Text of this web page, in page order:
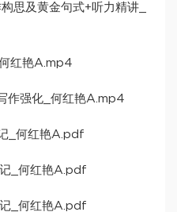
思及黄金句式+听力精讲_
红艳A.mp4
作强化_何红艳A.mp4
_何红艳A.pdf
_何红艳A.pdf
_何红艳A.pdf